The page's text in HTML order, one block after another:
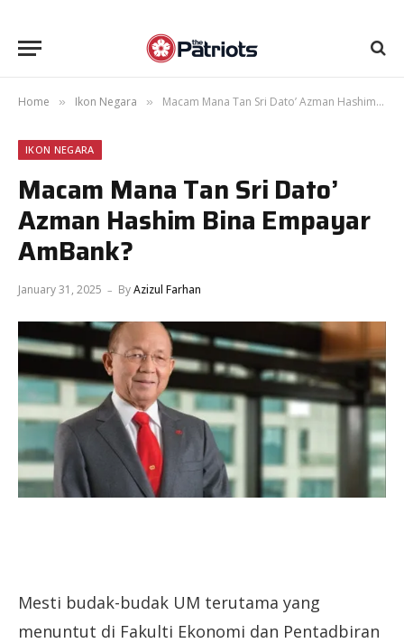
Home » Ikon Negara » Macam Mana Tan Sri Dato’ Azman Hashim Bina Empayar AmBank?
IKON NEGARA
Macam Mana Tan Sri Dato’
Azman Hashim Bina Empayar
AmBank?
January 31, 2025 ByAzizul Farhan
Mesti budak-budak UM terutama yang
menuntut di Fakulti Ekonomi dan Pentadbiran